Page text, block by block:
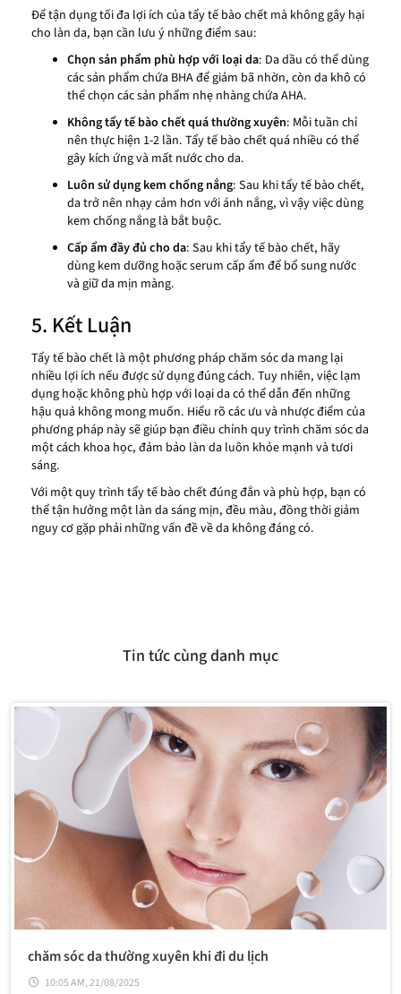
Để tận dụng tối đa lợi ích của tẩy tế bào chết mà không gây hại
cho làn da, bạn cần lưu ý những điểm sau:
Chọn sản phẩm phù hợp với loại da: Da dầu có thể dùng
các sản phẩm chứa BHA để giảm bã nhờn, còn da khô có
thể chọn các sản phẩm nhẹ nhàng chứa AHA.
Không tẩy tế bào chết quá thường xuyên: Mỗi tuần chỉ
nên thực hiện 1-2 lần. Tẩy tế bào chết quá nhiều có thể
gây kích ứng và mất nước cho da.
Luôn sử dụng kem chống nắng: Sau khi tẩy tế bào chết,
da trở nên nhạy cảm hơn với ánh nắng, vì vậy việc dùng
kem chống nắng là bắt buộc.
Cấp ẩm đầy đủ cho da: Sau khi tẩy tế bào chết, hãy
dùng kem dưỡng hoặc serum cấp ẩm để bổ sung nước
và giữ da mịn màng.
5. Kết Luận
Tẩy tế bào chết là một phương pháp chăm sóc da mang lại
nhiều lợi ích nếu được sử dụng đúng cách. Tuy nhiên, việc lạm
dụng hoặc không phù hợp với loại da có thể dẫn đến những
hậu quả không mong muốn. Hiểu rõ các ưu và nhược điểm của
phương pháp này sẽ giúp bạn điều chỉnh quy trình chăm sóc da
một cách khoa học, đảm bảo làn da luôn khỏe mạnh và tươi
sáng.
Với một quy trình tẩy tế bào chết đúng đắn và phù hợp, bạn có
thể tận hưởng một làn da sáng mịn, đều màu, đồng thời giảm
nguy cơ gặp phải những vấn đề về da không đáng có.
Tin tức cùng danh mục
chăm sóc da thường xuyên khi đi du lịch
10:05 AM, 21/08/2025